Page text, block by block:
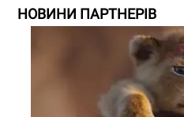
НОВИНИ ПАРТНЕРІВ